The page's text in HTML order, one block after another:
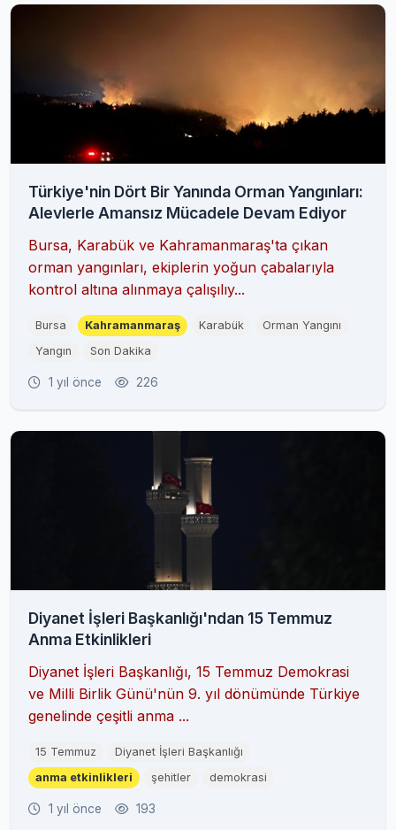
Türkiye'nin Dört Bir Yanında Orman Yangınları:
Alevlerle Amansız Mücadele Devam Ediyor
Bursa, Karabük ve Kahramanmaraş'ta çıkan
orman yangınları, ekiplerin yoğun çabalarıyla
kontrol altına alınmaya çalışılıy...
Bursa Kahramanmaraş Karabük
Orman Yangını
Yangın
Son Dakika
1 yıl önce 226
Diyanet İşleri Başkanlığı'ndan 15 Temmuz
Anma Etkinlikleri
Diyanet İşleri Başkanlığı, 15 Temmuz Demokrasi
ve Milli Birlik Günü'nün 9. yıl dönümünde Türkiye
genelinde çeşitli anma ...
15 Temmuz
Diyanet İşleri Başkanlığı
anma etkinlikleri
şehitler demokrasi
1 yıl önce 193